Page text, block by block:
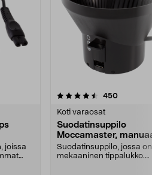
joissa
450arvostelut
Koti varaosat
Suodatinsuppilo
Moccamaster,
tippalukko
Suodatinsuppilo, jossa on
mekaaninen tippalukko.
4.5 viidestä